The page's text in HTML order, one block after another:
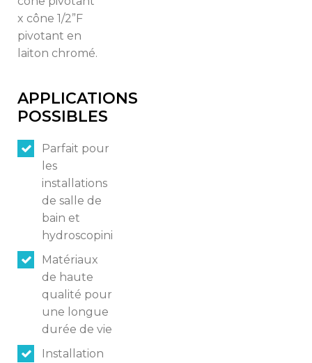
x cône 1/2”F
pivotant en
laiton chromé.
APPLICATIONS
POSSIBLES
Parfait pour
les
installations
de salle de
bain et
hydroscopini
Matériaux
de haute
qualité pour
une longue
durée de vie
Installation
Italiano